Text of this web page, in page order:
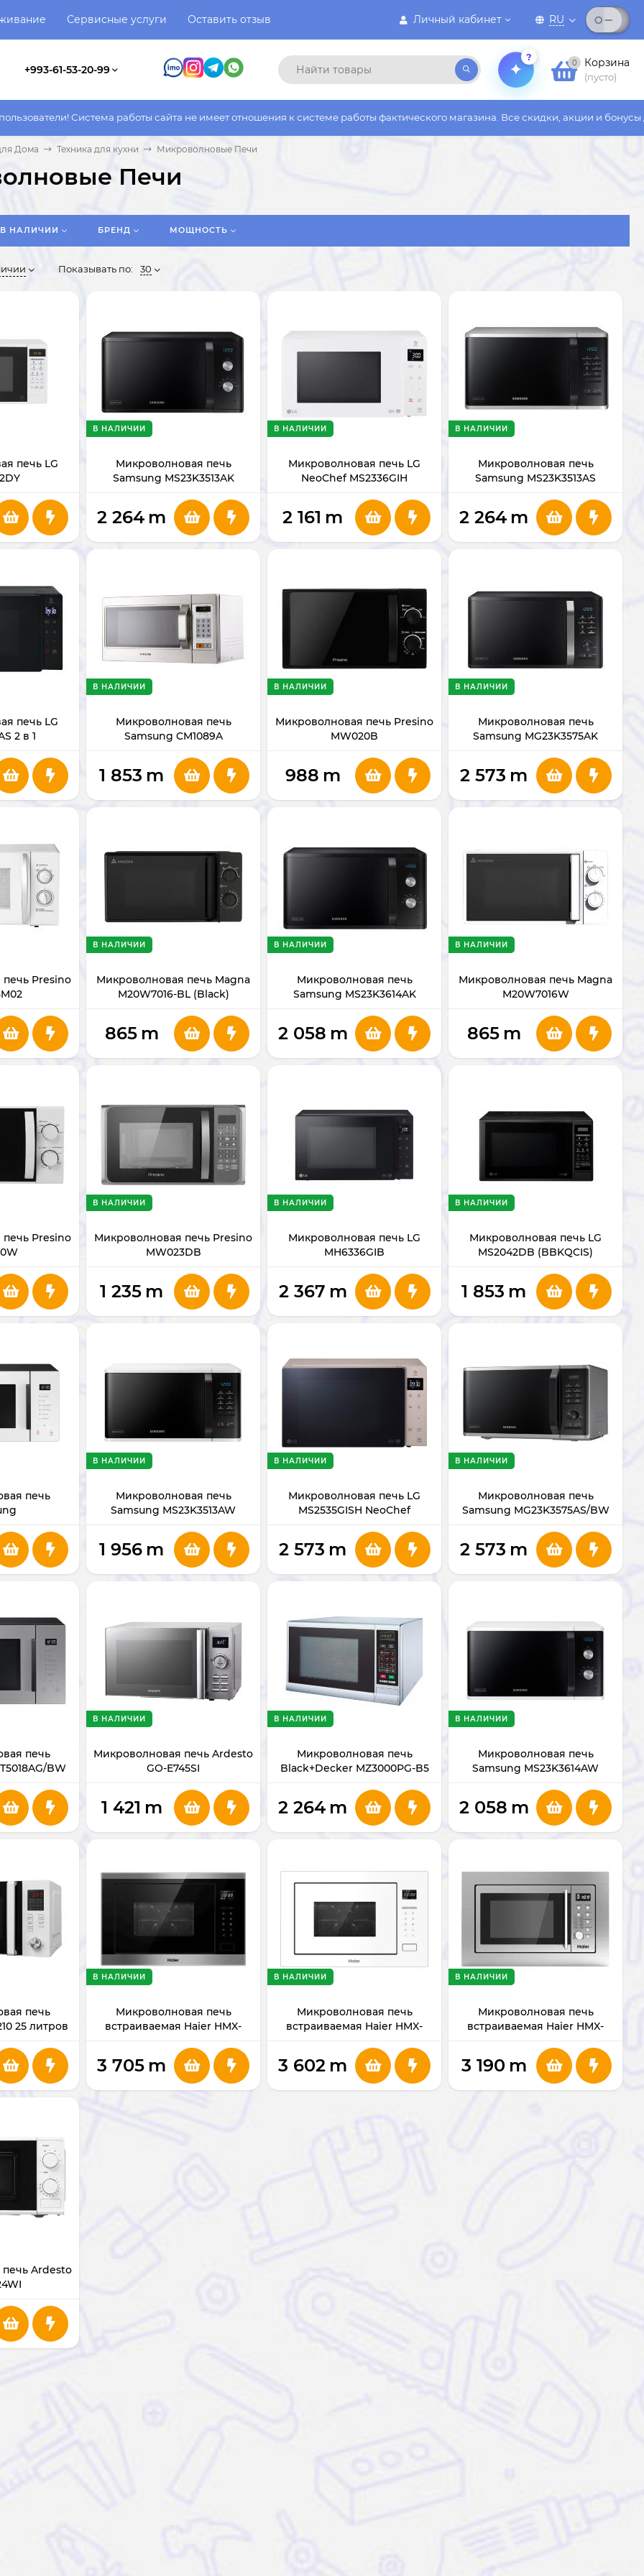
Личный кабинет RU
Сервисные услуги Оставить отзыв
+993-61-53-20-99
?
0 Корзина
(пусто)
работы сайта не имеет отношения к системе работы фактического магазина. Все скидки, акции и бонусы действуют только на
Дома Техника для кухни Микроволновые Печи
Печи
В НАЛИЧИИ БРЕНД МОЩНОСТЬ
Показывать по: 30
печь LG
Микроволновая печь
Samsung MS23K3513AK
В НАЛИЧИИ
2 264 m
Микроволновая печь LG
NeoChef MS2336GIH
В НАЛИЧИИ
2 161 m
Микроволновая печь
Samsung MS23K3513AS
В НАЛИЧИИ
2 264 m
печь LG
2 в 1
Микроволновая печь
Samsung CM1089A
В НАЛИЧИИ
1 853 m
Микроволновая печь Presino
MW020B
В НАЛИЧИИ
988 m
Микроволновая печь
Samsung MG23K3575AK
В НАЛИЧИИ
2 573 m
Presino
Микроволновая печь Magna
M20W7016-BL (Black)
В НАЛИЧИИ
865 m
Микроволновая печь
Samsung MS23K3614AK
В НАЛИЧИИ
2 058 m
Микроволновая печь Magna
M20W7016W
В НАЛИЧИИ
865 m
Presino
Микроволновая печь Presino
MW023DB
В НАЛИЧИИ
1 235 m
Микроволновая печь LG
MH6336GIB
В НАЛИЧИИ
2 367 m
Микроволновая печь LG
MS2042DB (BBKQCIS)
В НАЛИЧИИ
1 853 m
печь
Микроволновая печь
Samsung MS23K3513AW
В НАЛИЧИИ
1 956 m
Микроволновая печь LG
MS2535GISH NeoChef
В НАЛИЧИИ
2 573 m
Микроволновая печь
Samsung MG23K3575AS/BW
В НАЛИЧИИ
2 573 m
печь
BW
Микроволновая печь Ardesto
GO-E745SI
В НАЛИЧИИ
1 421 m
Микроволновая печь
Black+Decker MZ3000PG-B5
В НАЛИЧИИ
2 264 m
Микроволновая печь
Samsung MS23K3614AW
В НАЛИЧИИ
2 058 m
печь
25 литров
Микроволновая печь
встраиваемая Haier HMX-
В НАЛИЧИИ
3 705 m
Микроволновая печь
встраиваемая Haier HMX-
В НАЛИЧИИ
3 602 m
Микроволновая печь
встраиваемая Haier HMX-
В НАЛИЧИИ
3 190 m
Ardesto